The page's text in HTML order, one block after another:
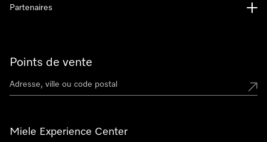
Points de vente
Miele Experience Center
Partenaires